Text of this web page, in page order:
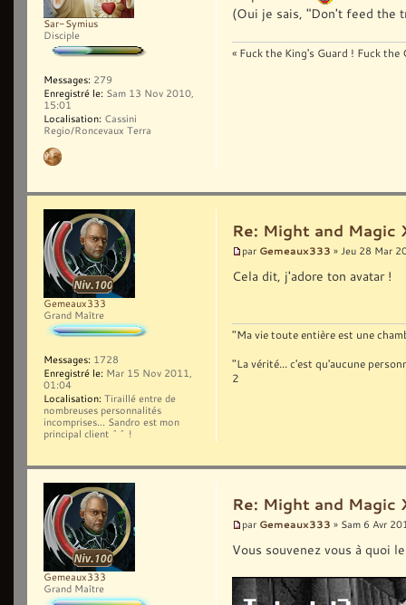
(Oui je sais, "Don't feed the
« Fuck the King's Guard ! Fuck the
Sar-Symius
Disciple
Messages: 279
Enregistré le: Sam 13 Nov 2010,
15:01
Localisation: Cassini
Regio/Roncevaux Terra
Re: Might and Magic
par Gemeaux333 » Jeu 28 Mar
Cela dit, j'adore ton avatar !
"Ma vie toute entière est une
"La vérité... c'est qu'aucune
2
Gemeaux333
Grand Maître
Messages: 1728
Enregistré le: Mar 15 Nov 2011,
01:04
Localisation: Tiraillé entre de
nombreuses personnalités
incomprises... Sandro est mon
principal client ^^ !
Re: Might and Magic
par Gemeaux333 » Sam 6 Avr
Vous souvenez vous à quoi
Gemeaux333
Grand Maître